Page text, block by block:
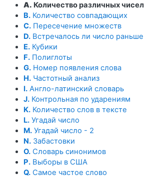
A. Количество различных чисел
B. Количество совпадающих
C. Пересечение множеств
D. Встречалось ли число раньше
E. Кубики
F. Полиглоты
G. Номер появления слова
H. Частотный анализ
I. Англо-латинский словарь
J. Контрольная по ударениям
K. Количество слов в тексте
L. Угадай число
M. Угадай число - 2
N. Забастовки
O. Словарь синонимов
P. Выборы в США
Q. Самое частое слово